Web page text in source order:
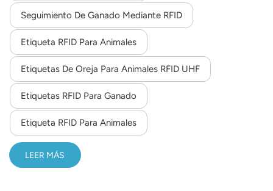
Indonesia
norsk
magyar
Posteriormente, podrá utilizarse con normalidad.
Seguimiento De Ganado Mediante RFID
Etiqueta RFID Para Animales
Etiquetas De Oreja Para Animales RFID UHF
Etiquetas RFID Para Ganado
Etiqueta RFID Para Animales
LEER MÁS